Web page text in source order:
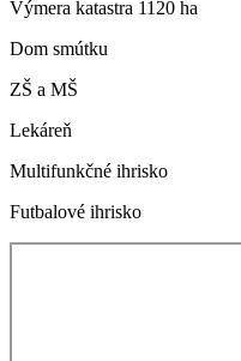
Výmera katastra 1120 ha
Dom smútku
ZŠ a MŠ
Lekáreň
Multifunkčné ihrisko
Futbalové ihrisko